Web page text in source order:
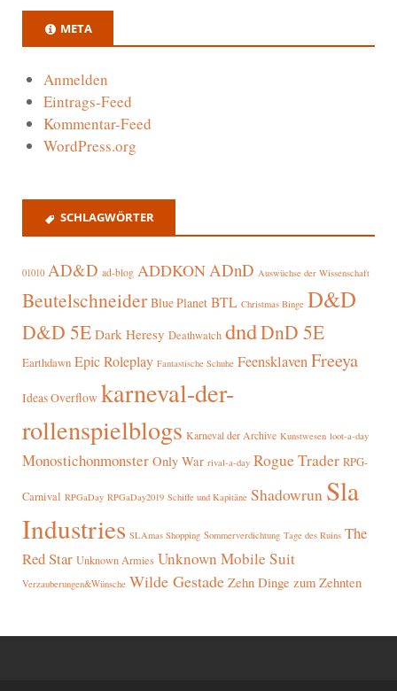
META
Anmelden
Eintrags-Feed
Kommentar-Feed
WordPress.org
SCHLAGWÖRTER
01010 AD&D ad-blog ADDKON ADnD Auswüchse der Wissenschaft
Beutelschneider Blue Planet BTL Christmas Binge D&D
D&D 5E Dark Heresy Deathwatch dndDnD 5E
Earthdawn Epic Roleplay Fantastische Schuhe FeensklavenFreeya
Ideas Overflow karneval-der-
rollenspielblogs Karneval der Archive Kunstwesen loot-a-day
Monostichonmonster Only War rival-a-day Rogue Trader RPG-
Carnival RPGaDay RPGaDay2019 Schiffe und Kapitäne Shadowrun Sla
Industries SLAmas Shopping Sommerverdichtung Tage des Ruins The
Red Star Unknown Armies Unknown Mobile Suit
Verzauberungen&Wünsche Wilde Gestade Zehn Dinge zum Zehnten